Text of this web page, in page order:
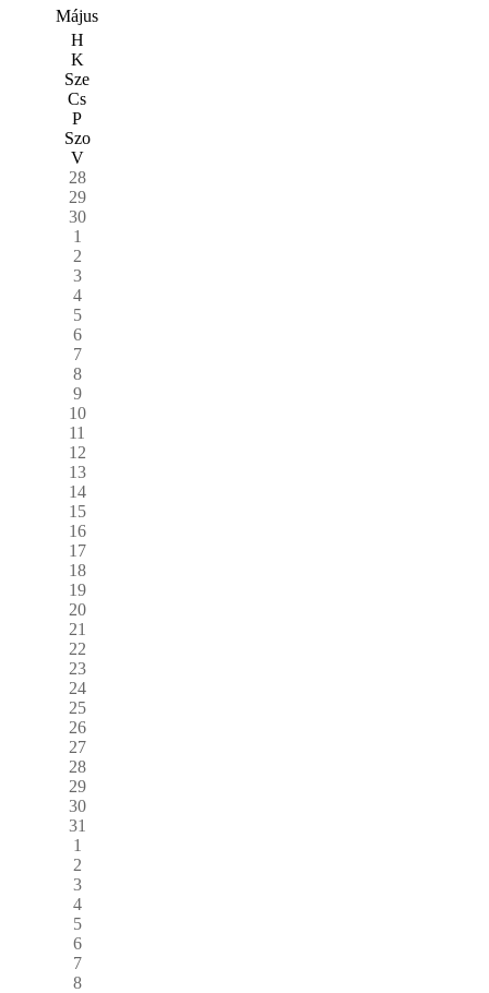
Május
H
K
Sze
Cs
P
Szo
V
28
29
30
1
2
3
4
5
6
7
8
9
10
11
12
13
14
15
16
17
18
19
20
21
22
23
24
25
26
27
28
29
30
31
1
2
3
4
5
6
7
8